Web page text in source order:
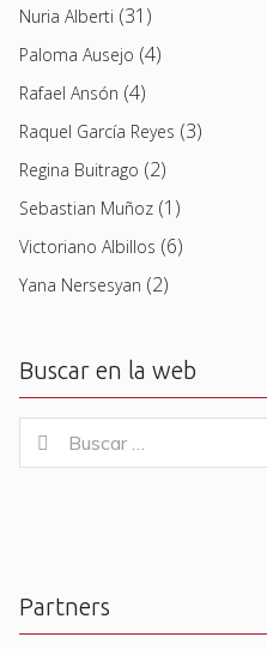
Nuria Alberti (31)
Paloma Ausejo (4)
Rafael Ansón (4)
Raquel García Reyes (3)
Regina Buitrago (2)
Sebastian Muñoz (1)
Victoriano Albillos (6)
Yana Nersesyan (2)
Buscar en la web
for:
Buscar
Partners